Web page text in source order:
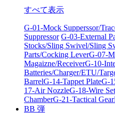
すべて表示
G-01-Mock Supperssor/
Suppressor G-03-External
Stocks/Sling Swivel/Sling
Parts/Cocking LeverG-07-
Magaizne/ReceiverG-10-
Batteries/Charger/ETU/
BarrelG-14-Tappet PlateG-
17-Air NozzleG-18-Wire Set
ChamberG-21-Tactical Gear
BB 弾